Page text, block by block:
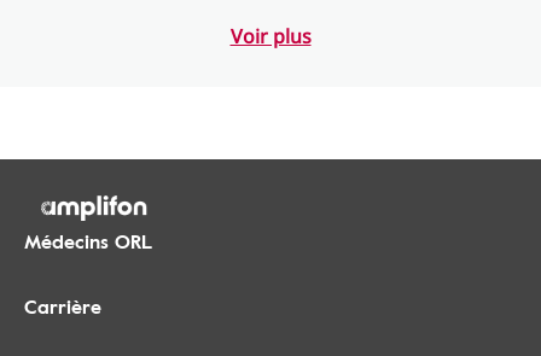
Voir plus
Médecins ORL
Carrière